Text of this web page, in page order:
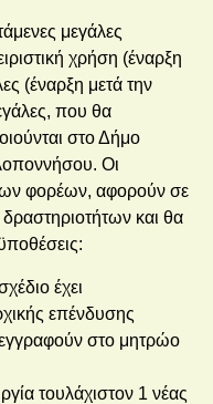
μεγάλες
χρήση (έναρξη
(έναρξη μετά την
που θα
στο Δήμο
Οι
φορέων, αφορούν σε
και θα
έχει
επένδυσης
εγγραφούν στο μητρώο
τουλάχιστον 1 νέας